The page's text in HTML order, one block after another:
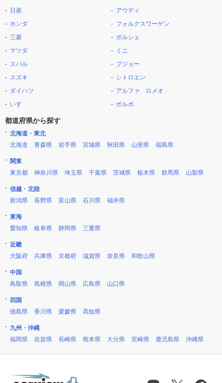
日産
ホンダ
三菱
マツダ
スバル
スズキ
ダイハツ
いすゞ
アウディ
フォルクスワーゲン
ポルシェ
ミニ
プジョー
シトロエン
アルファ ロメオ
ボルボ
都道府県から探す
北海道・東北
北海道
青森県 岩手県 宮城県 秋田県 山形県 福島県
関東
東京都
神奈川県 埼玉県 千葉県 茨城県 栃木県 群馬県 山梨県
信越・北陸
新潟県
長野県 富山県 石川県 福井県
東海
愛知県
岐阜県 静岡県 三重県
近畿
大阪府
兵庫県 京都府 滋賀県 奈良県 和歌山県
中国
鳥取県
島根県 岡山県 広島県 山口県
四国
徳島県
香川県 愛媛県 高知県
九州・沖縄
福岡県
佐賀県 長崎県 熊本県 大分県 宮崎県 鹿児島県 沖縄県